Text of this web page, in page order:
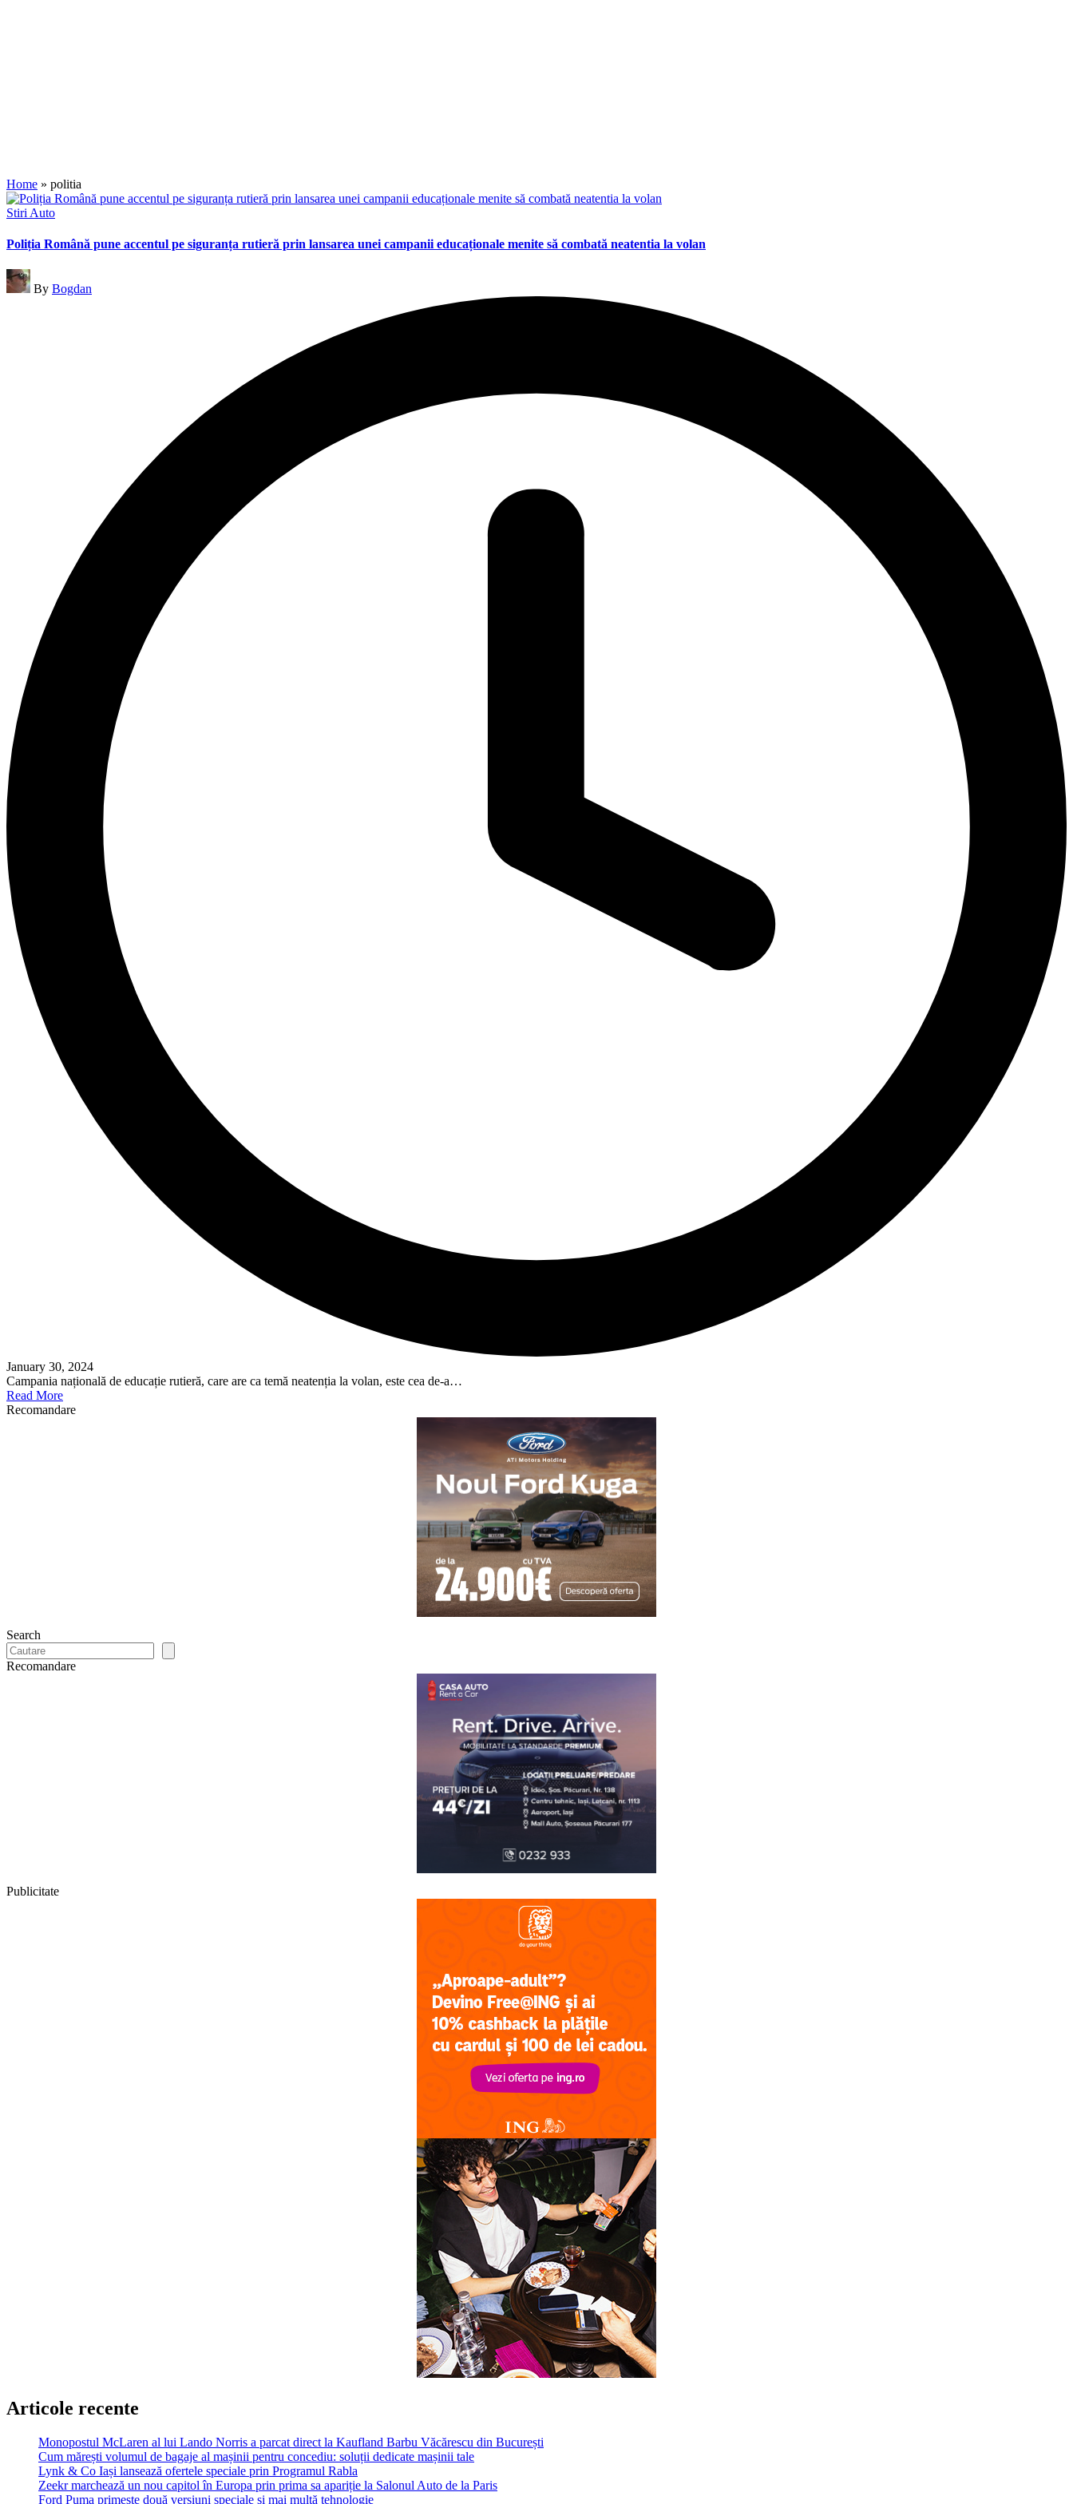
Home » politia
Posted
Stiri Auto
Poliția Română pune accentul pe siguranța rutieră prin lansarea unei campanii educaționale menite să combată neatentia la volan
Posted
by
By Bogdan
January 30, 2024
Campania națională de educație rutieră, care are ca temă neatenția la volan, este cea de-a…
Read More
Recomandare
Search
Recomandare
Publicitate
Articole recente
Monopostul McLaren al lui Lando Norris a parcat direct la Kaufland Barbu Văcărescu din București
Cum mărești volumul de bagaje al mașinii pentru concediu: soluții dedicate mașinii tale
Lynk & Co Iași lansează ofertele speciale prin Programul Rabla
Zeekr marchează un nou capitol în Europa prin prima sa apariție la Salonul Auto de la Paris
Ford Puma primește două versiuni speciale și mai multă tehnologie